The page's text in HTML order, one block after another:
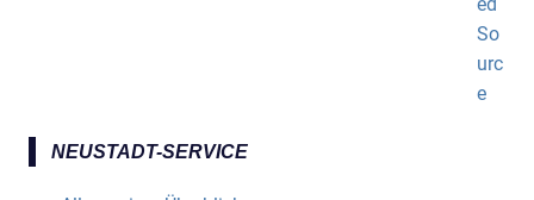
NEUSTADT-SERVICE